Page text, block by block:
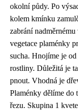
okolní půdy. Po
kolem kmínku
zabrání
vegetace plaménky
sucha. Hnojíme je
rostliny. Důležitá je
pnout. Vhodná je
Plaménky dělíme do
řezu. Skupina 1